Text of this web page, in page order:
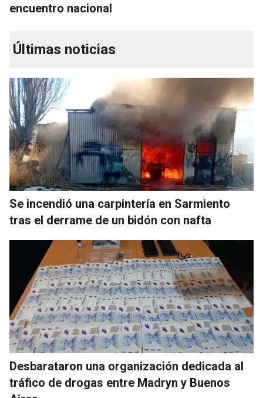
encuentro nacional
Últimas noticias
Se incendió una carpintería en Sarmiento
tras el derrame de un bidón con nafta
Desbarataron una organización dedicada al
tráfico de drogas entre Madryn y Buenos